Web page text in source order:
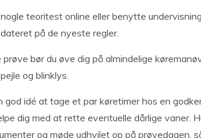
teoritest online eller benytte
på de nyeste regler.
bør du øve dig på almindelige
og blinklys.
idé at tage et par køretimer hos en
dig med at rette eventuelle dårlige vaner.
og møde udhvilet op på prøvedagen,